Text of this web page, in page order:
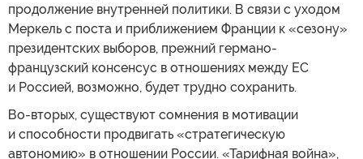
продолжение внутренней политики. В связи с уходом
Меркель с поста и приближением Франции к «сезону»
президентских выборов, прежний германо-
французский консенсус в отношениях между ЕС
и Россией, возможно, будет трудно сохранить.
Во-вторых, существуют сомнения в мотивации
и способности продвигать «стратегическую
автономию» в отношении России. «Тарифная война»,